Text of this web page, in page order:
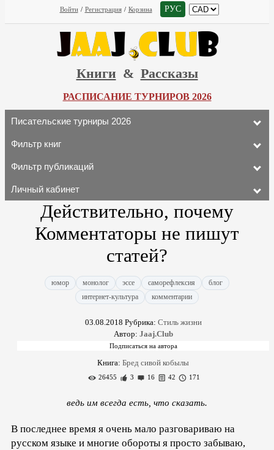
Войти / Регистрация / Корзина РУС
Книги & Рассказы
РАСПИСАНИЕ ТУРНИРОВ 2026
Писательские турниры 2026
Фильтр книг
Фильтр публикаций
Личный кабинет
Действительно, почему
Комментаторы не пишут
статей?
юмор монолог эссе саморефлексия
блог
интернет-культура
комментарии
03.08.2018 Рубрика: Стиль жизни
Автор: Jaaj.Club
Книга: Бред сивой кобылы
26455 3 16 42 171
ведь им всегда есть, что сказать.
В последнее время я очень мало разговариваю на
русском языке и многие обороты я просто забываю,